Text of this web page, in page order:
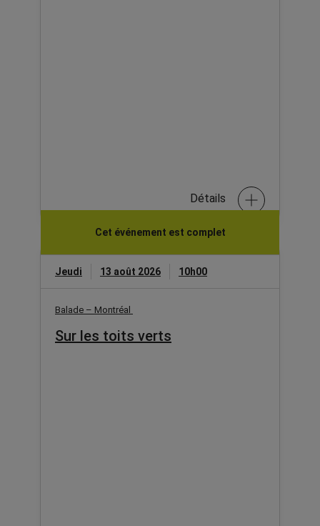
Détails
Cet événement est complet
Jeudi 13 août 2026 10h00
Balade – Montréal
Sur les toits verts